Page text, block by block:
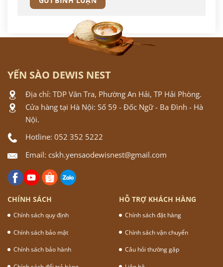
YẾN SÀO DEWIS NEST
Địa chỉ: TDP Vân Tra, Phường An Hải, TP Hải Phòng.
Cửa hàng tại Hà Nội: Số 59 - Đốc Ngữ - Ba Đình - Hà
Nội.
Hotline: 052 352 5222
Email: cskh.yensaodewisnest@gmail.com
CHÍNH SÁCH
Chính sách quy định
Chính sách bảo mật
Chính sách bảo hành
HỖ TRỢ KHÁCH HÀNG
Chính sách đặt hàng
Chính sách vận chuyển
Câu hỏi thường gặp